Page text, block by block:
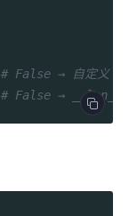
# False → 自定义
# False → __len__